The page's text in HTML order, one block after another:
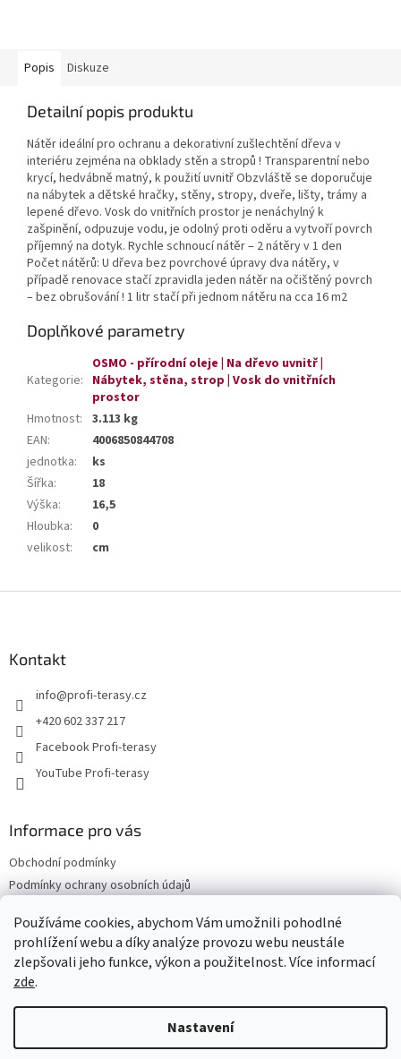
Používáme cookies, abychom Vám umožnili pohodlné
prohlížení webu a díky analýze provozu webu neustále
zlepšovali jeho funkce, výkon a použitelnost. Více informací
zde.
Nastavení
Popis Diskuze
Detailní popis produktu
Nátěr ideální pro ochranu a dekorativní zušlechtění dřeva v
interiéru zejména na obklady stěn a stropů ! Transparentní nebo
krycí, hedvábně matný, k použití uvnitř Obzvláště se doporučuje
na nábytek a dětské hračky, stěny, stropy, dveře, lišty, trámy a
lepené dřevo. Vosk do vnitřních prostor je nenáchylný k
zašpinění, odpuzuje vodu, je odolný proti oděru a vytvoří povrch
příjemný na dotyk. Rychle schnoucí nátěr – 2 nátěry v 1 den
Počet nátěrů: U dřeva bez povrchové úpravy dva nátěry, v
případě renovace stačí zpravidla jeden nátěr na očištěný povrch
– bez obrušování ! 1 litr stačí při jednom nátěru na cca 16 m2
Doplňkové parametry
Kategorie:
OSMO - přírodní oleje | Na dřevo uvnitř |
Nábytek, stěna, strop | Vosk do vnitřních
prostor
Hmotnost: 3.113 kg
EAN:
4006850844708
jednotka:
ks
Šířka:
18
Výška:
16,5
Hloubka:
0
velikost: cm
Kontakt
info@profi-terasy.cz
+420 602 337 217
Facebook Profi-terasy
YouTube Profi-terasy
Informace pro vás
Obchodní podmínky
Podmínky ochrany osobních údajů
Vrácení zboží a reklamace
Web Profi Terasy.cz
Vytvořil Shoptet